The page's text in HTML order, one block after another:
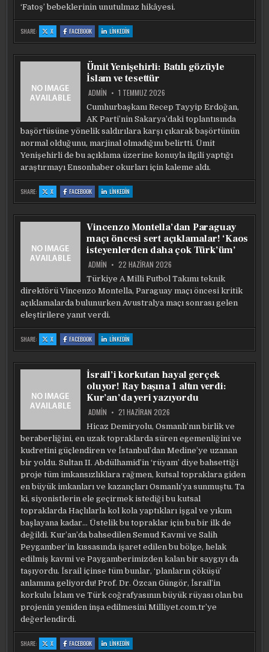
‘Fatoş’ bebeklerinin unutulmaz hikâyesi.
SHARE: X:
TÜRKIYE’NIN
ILK
BEBEĞI:
‘FATOŞ!’
52
YILLIK
HIKAYE
FACEBOOK:
TÜRKIYE’NIN
ILK
BEBEĞI:
‘FATOŞ!’
BIR
KEDIYLE
BAŞLAYAN
YILLIK
HIKAYE
LINKEDIN
TÜRKIYE’NIN
ILK
BEBEĞI:
BIR
KEDIYLE
BAŞLAYAN
YILLIK
HIKAYE
Ümit Yenişehirli: Batılı gözüyle
İslam ve tesettür
ADMIN 1 TEMMUZ 2026
Cumhurbaşkanı Recep Tayyip Erdoğan,
AK Parti’nin Sakarya’daki toplantısında
başörtüsüne yönelik saldırılara karşı çıkarak başörtünün
normal olduğunu, marjinal olmadığını belirtti. Ümit
Yenişehirli de bu açıklama üzerine konuyla ilgili yaptığı
araştırmayı Ensonhaber okurları için kaleme aldı.
SHARE: X:
ÜMIT
YENIŞEHIRLI:
GÖZÜYLE
İSLAM
FACEBOOK:
ÜMIT
YENIŞEHIRLI:
GÖZÜYLE
VE
TESETTÜR
LINKEDIN
ÜMIT
YENIŞEHIRLI:
GÖZÜYLE
VE
TESETTÜR
Vincenzo Montella’dan Paraguay
maçı öncesi sert açıklamalar! ‘Kaos
isteyenlerden daha çok Türk’üm’
ADMIN 22 HAZIRAN 2026
Türkiye A Milli Futbol Takımı teknik
direktörü Vincenzo Montella, Paraguay maçı öncesi kritik
açıklamalarda bulunurken Avustralya maçı sonrası gelen
eleştirilere yanıt verdi.
SHARE: X:
VINCENZO
MONTELLA’DAN
MAÇI
ÖNCESI
AÇIKLAMALAR!
ISTEYENLERDEN
DAHA
ÇOK
TÜRK’ÜM’
FACEBOOK:
VINCENZO
MONTELLA’DAN
MAÇI
SERT
AÇIKLAMALAR!
‘KAOS
ISTEYENLERDEN
DAHA
TÜRK’ÜM’
LINKEDIN
VINCENZO
MONTELLA’DAN
MAÇI
SERT
AÇIKLAMALAR!
‘KAOS
ISTEYENLERDEN
DAHA
ÇOK
TÜRK’ÜM’
İsrail’i korkutan hayal gerçek
oluyor! Ray başına 1 altın verdi:
Kur’an’da yeri yazıyordu
ADMIN 21 HAZIRAN 2026
Hicaz Demiryolu, Osmanlı’nın birlik ve
beraberliğini, en uzak topraklarda süren egemenliğini ve
kudretini güçlendiren ve İstanbul’dan Medine’ye uzanan
bir yoldu. Sultan II. Abdülhamid’in ‘rüyam’ diye bahsettiği
proje tüm imkansızlıklara rağmen, kutsal topraklara giden
en büyük imkanları ve kazançları Osmanlı’ya sunmuştu. Ta
ki, siyonistlerin ele geçirmek istediği bu kutsal
topraklarda Haçlılarla kol kola yaptıkları işgal ve yıkım
başlayana kadar… Üstelik bu topraklar için bu bir ilk de
değildi. Kur’an’da bahsedilen Semud Kavmi ve Salih
Peygamber’in kıssasında işaret edilen bu bölge, helak
edilmiş kavmi ve Paygamberimizden kalan bir saygıyı da
taşıyordu. İsrail içinse tüm bunlar, ‘planların çöküşü’
anlamına geliyordu! Prof. Dr. Özcan Güngör, İsrail’in
korkulu İslam ve Türk coğrafyasının büyük rüyası olan bu
projenin yeniden inşa edilmesini Milliyet.com.tr’ye
değerlendirdi.
SHARE: X:
İSRAIL’I
FACEBOOK:
İSRAIL’I
LINKEDIN
İSRAIL’I